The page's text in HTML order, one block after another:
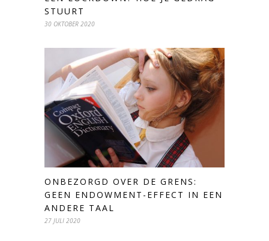
STUURT
30 OKTOBER 2020
ONBEZORGD OVER DE GRENS:
GEEN ENDOWMENT-EFFECT IN EEN
ANDERE TAAL
27 JULI 2020